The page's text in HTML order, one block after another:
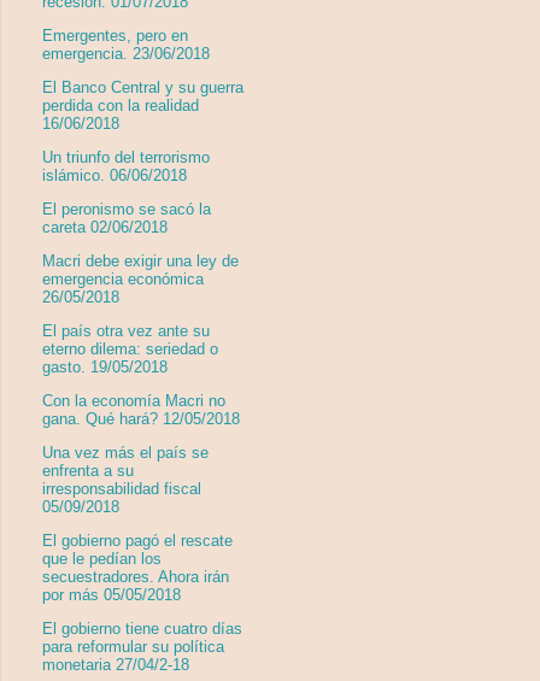
Emergentes, pero en
emergencia. 23/06/2018
El Banco Central y su guerra
perdida con la realidad
16/06/2018
Un triunfo del terrorismo
islámico. 06/06/2018
El peronismo se sacó la
careta 02/06/2018
Macri debe exigir una ley de
emergencia económica
26/05/2018
El país otra vez ante su
eterno dilema: seriedad o
gasto. 19/05/2018
Con la economía Macri no
gana. Qué hará? 12/05/2018
Una vez más el país se
enfrenta a su
irresponsabilidad fiscal
05/09/2018
El gobierno pagó el rescate
que le pedían los
secuestradores. Ahora irán
por más 05/05/2018
El gobierno tiene cuatro días
para reformular su política
monetaria 27/04/2-18